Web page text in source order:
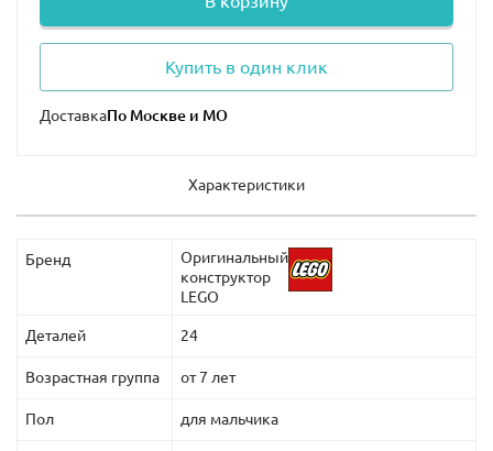
Купить в один клик
Доставка
Характеристики
Бренд
Оригинальный
конструктор
LEGO
Деталей 24
Возрастная группа от 7 лет
Пол для мальчика